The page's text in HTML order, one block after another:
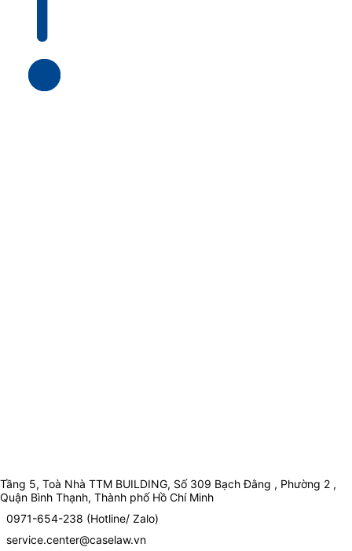
Tầng 5, Toà Nhà TTM BUILDING, Số 309 Bạch Đằng , Phường 2 ,
Quận Bình Thạnh, Thành phố Hồ Chí Minh
0971-654-238 (Hotline/ Zalo)
service.center@caselaw.vn